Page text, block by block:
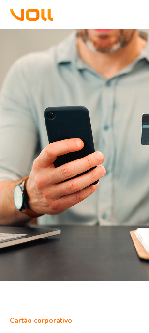
Cartão corporativo